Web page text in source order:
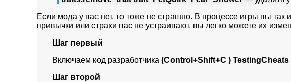
Если мода у вас нет, то тоже не страшно. В процессе игры вы так
привычки или страхи вас не устраивают, вы легко можете их
Шаг первый
Включаем код разработчика (Control+Shift+C ) TestingCheats
Шаг второй